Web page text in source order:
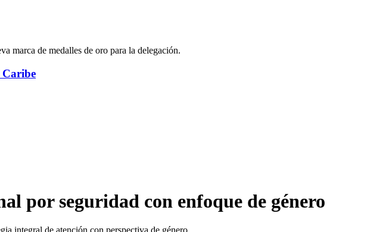
Caribe
por seguridad con enfoque de género